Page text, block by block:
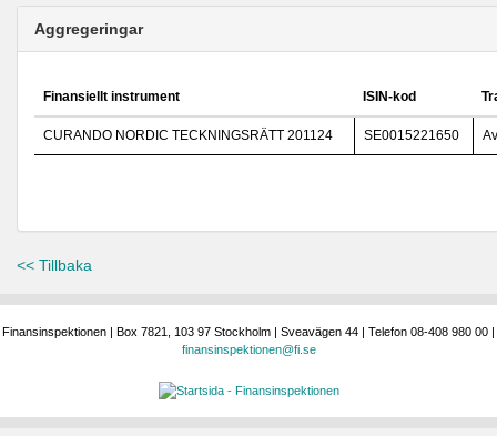
Aggregeringar
Finansiellt instrument ISIN-kod
CURANDO NORDIC TECKNINGSRÄTT 201124 SE0015221650
<< Tillbaka
Finansinspektionen | Box 7821, 103 97 Stockholm | Sveavägen 44 | Telefon 08-408 980 00 |
finansinspektionen@fi.se